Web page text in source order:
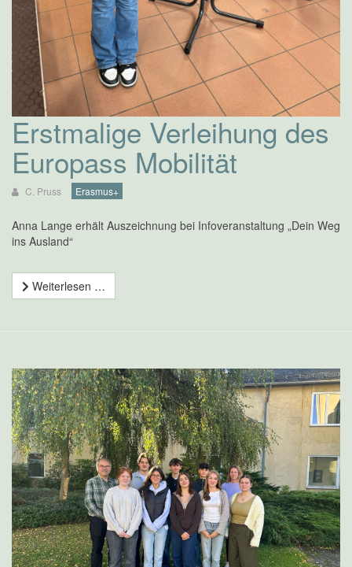
Erstmalige Verleihung des
Europass Mobilität
C. Pruss Erasmus+
Anna Lange erhält Auszeichnung bei Infoveranstaltung „Dein Weg
ins Ausland“
Weiterlesen …